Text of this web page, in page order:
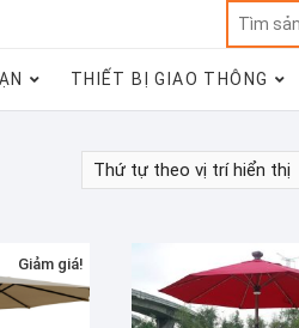
THIẾT BỊ GIAO THÔNG
Giảm giá!